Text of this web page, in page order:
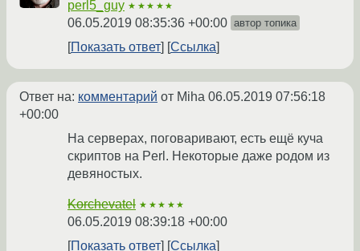
perl5_guy ★★★★★
06.05.2019 08:35:36 +00:00 автор топика
Показать ответ Ссылка
Ответ на: комментарий от Miha 06.05.2019 07:56:18
+00:00
На серверах, поговаривают, есть ещё куча
скриптов на Perl. Некоторые даже родом из
девяностых.
Korchevatel ★★★★★
06.05.2019 08:39:18 +00:00
Показать ответ
Ссылка